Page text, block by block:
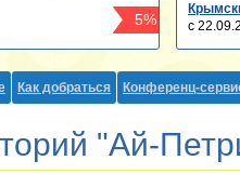
5%
с
Как добраться Конференц-
"Ай-